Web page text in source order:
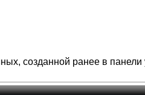
созданной ранее в панели